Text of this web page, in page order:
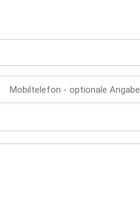
Mobiltelefon - optionale Angabe